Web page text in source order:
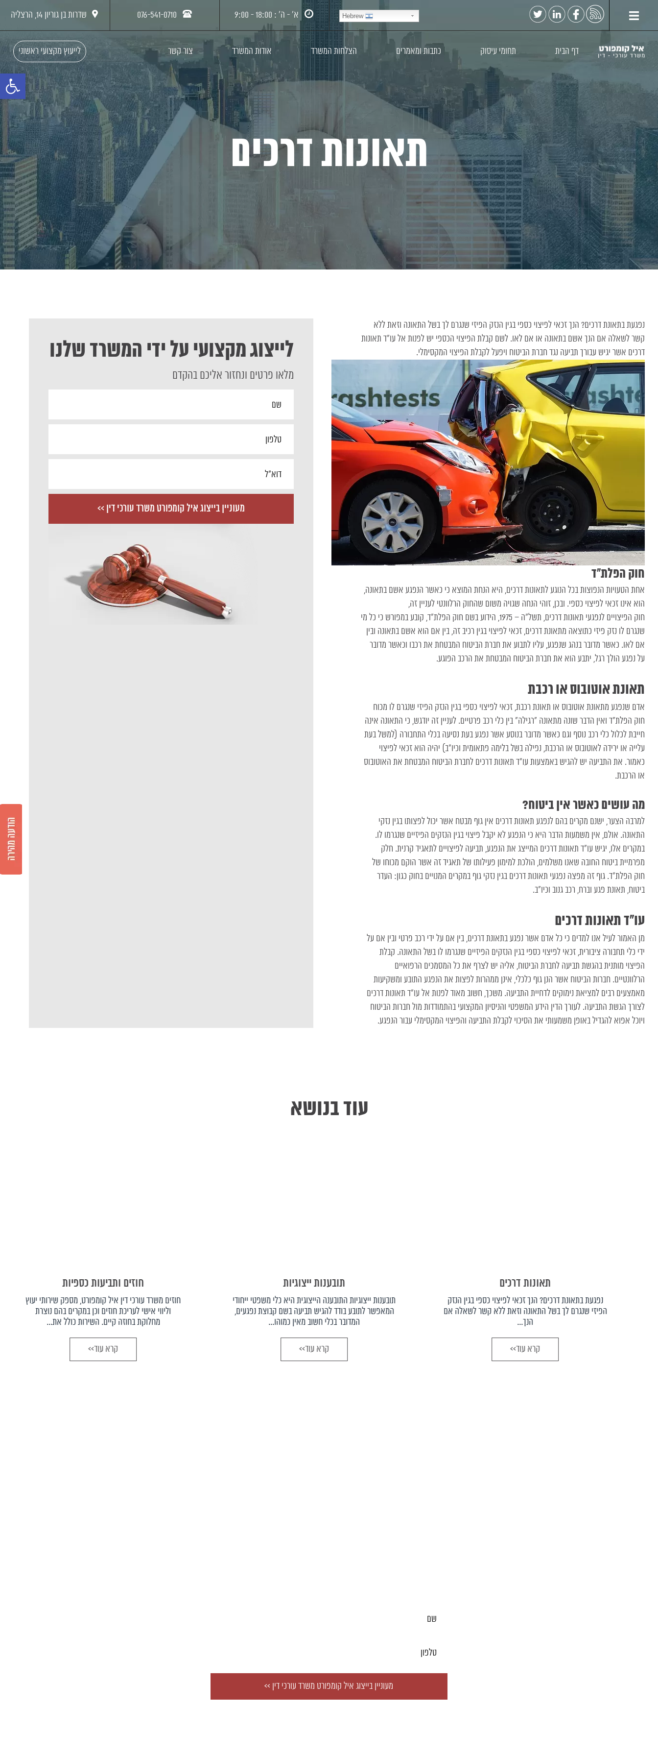
פתח
Hebrew א’ - ה’ : 18:00 - 9:00 076-541-0710 שדרות בן גוריון 14, הרצליה
דף הבית תחומי עיסוק כתבות ומאמרים הצלחות המשרד אודות המשרד צור קשר לייעוץ מקצועי ראשוני
תאונות דרכים
נפגעת בתאונת דרכים? הנך זכאי לפיצוי כספי בגין הנזק הפיזי שנגרם לך בשל התאונה וזאת ללא
קשר לשאלה אם הנך אשם בתאונה או אם לאו. לשם קבלת הפיצוי הכספי יש לפנות אל עו”ד תאונות
דרכים אשר יגיש עבורך תביעה נגד חברת הביטוח ויפעל לקבלת הפיצוי המקסימלי.
חוק הפלת”ד
אחת הטעויות הנפוצות בכל הנוגע לתאונות דרכים, היא הנחת המוצא כי כאשר הנפגע אשם בתאונה,
הוא אינו זכאי לפיצוי כספי. ובכן, זוהי הנחה שגויה משום שהחוק הרלוונטי לעניין זה,
חוק הפיצויים לנפגעי תאונות דרכים, תשל”ה – 1975, הידוע בשם חוק הפלת”ד, קובע במפורש כי כל מי
שנגרם לו נזק פיזי כתוצאה מתאונת דרכים, זכאי לפיצוי בגין רכיב זה, בין אם הוא אשם בתאונה ובין
אם לאו. כאשר מדובר בנהג שנפגע, עליו לתבוע את חברת הביטוח המבטחת את רכבו וכאשר מדובר
על נפגע הולך רגל, יתבע הוא את חברת הביטוח המבטחת את הרכב הפוגע.
תאונת אוטובוס או רכבת
אדם שנפגע מתאונת אוטובוס או תאונת רכבת, זכאי לפיצוי כספי בגין הנזק הפיזי שנגרם לו מכוח
חוק הפלת”ד ואין הדבר שונה מתאונה “רגילה” בין כלי רכב פרטיים. לעניין זה יודגש, כי התאונה אינה
חייבת לכלול כלי רכב נוסף וגם כאשר מדובר בנוסע אשר נפגע בעת נסיעה בכלי התחבורה (למשל בעת
עלייה או ירידה לאוטובוס או הרכבת, נפילה בשל בלימה פתאומית וכיו”ב) יהיה הוא זכאי לפיצוי
כאמור. את התביעה יש להגיש באמצעות עו”ד תאונות דרכים לחברת הביטוח המבטחת את האוטובוס
או הרכבת.
מה עושים כאשר אין ביטוח?
למרבה הצער, ישנם מקרים בהם לנפגע תאונות דרכים אין גוף מבטח אשר יכול לפצותו בגין נזקי
התאונה. אולם, אין משמעות הדבר היא כי הנפגע לא יקבל פיצוי בגין הנזקים הפיזיים שנגרמו לו.
במקרים אלו, יגיש עו”ד תאונות דרכים המייצג את הנפגע, תביעה לפיצויים לתאגיד קרנית. חלק
מפרמיית ביטוח החובה שאנו משלמים, הולכת למימון פעילותו של תאגיד זה אשר הוקם מכוחו של
חוק הפלת”ד. גוף זה מפצה נפגעי תאונות דרכים בגין נזקי גוף במקרים המנויים בחוק כגון: העדר
ביטוח, תאונת פגע וברח, רכב גנוב וכיו”ב.
עו”ד תאונות דרכים
מן האמור לעיל אנו למדים כי כל אדם אשר נפגע בתאונת דרכים, בין אם על ידי רכב פרטי ובין אם על
ידי כלי תחבורה ציבורית, זכאי לפיצוי כספי בגין הנזקים הפיזיים שנגרמו לו בשל התאונה. קבלת
הפיצוי מותנית בהגשת תביעה לחברת הביטוח, אליה יש לצרף את כל המסמכים הרפואיים
הרלוונטיים. חברות הביטוח אשר הנן גוף כלכלי, אינן ממהרות לפצות את הנפגע התובע ומשקיעות
מאמצעים רבים למציאת נימוקים לדחיית התביעה. משכך, חשוב מאוד לפנות אל עו”ד תאונות דרכים
לצורך הגשת התביעה. לעורך הדין הידע המשפטי והניסיון המקצועי בהתמודדות מול חברות הביטוח
ויוכל אפוא להגדיל באופן משמעותי את הסיכוי לקבלת התביעה והפיצוי המקסימלי עבור הנפגע.
לייצוג מקצועי על ידי המשרד שלנו
מלאו פרטים ונחזור אליכם בהקדם
עוד בנושא
תאונות דרכים
נפגעת בתאונת דרכים? הנך זכאי לפיצוי כספי בגין הנזק
הפיזי שנגרם לך בשל התאונה וזאת ללא קשר לשאלה אם
הנך...
קרא עוד>>
תובענות ייצוגיות
תובענות ייצוגיות התובענה הייצוגית היא כלי משפטי ייחודי
המאפשר לתובע בודד להגיש תביעה בשם קבוצת נפגעים,
המדובר בכלי חשוב מאין כמוהו...
קרא עוד>>
חוזים ותביעות כספיות
חוזים משרד עורכי דין איל קומפורט, מספק שירותי יעוץ
וליווי אישי לעריכת חוזים וכן במקרים בהם נוצרת
מחלוקת בחוזה קיים. השירות כולל את...
קרא עוד>>